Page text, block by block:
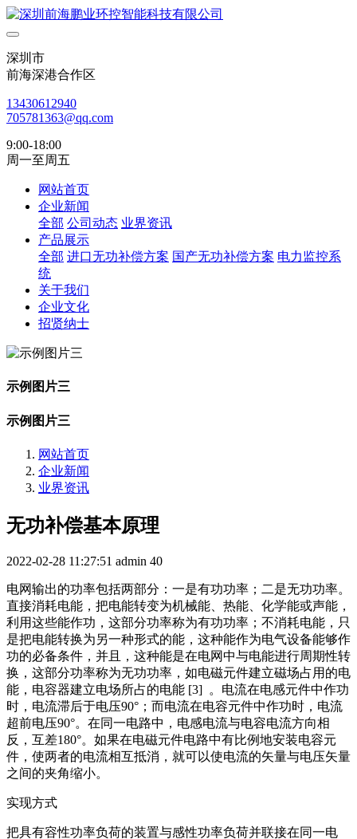
深圳市
前海深港合作区
13430612940
705781363@qq.com
9:00-18:00
周一至周五
网站首页
企业新闻
全部 公司动态 业界资讯
产品展示
全部 进口无功补偿方案 国产无功补偿方案 电力监控系
统
关于我们
企业文化
招贤纳士
示例图片三
示例图片三
网站首页
企业新闻
业界资讯
无功补偿基本原理
2022-02-28 11:27:51 admin 40
电网输出的功率包括两部分：一是有功功率；二是无功功率。
直接消耗电能，把电能转变为机械能、热能、化学能或声能，
利用这些能作功，这部分功率称为有功功率；不消耗电能，只
是把电能转换为另一种形式的能，这种能作为电气设备能够作
功的必备条件，并且，这种能是在电网中与电能进行周期性转
换，这部分功率称为无功功率，如电磁元件建立磁场占用的电
能，电容器建立电场所占的电能 [3] 。电流在电感元件中作功
时，电流滞后于电压90°；而电流在电容元件中作功时，电流
超前电压90°。在同一电路中，电感电流与电容电流方向相
反，互差180°。如果在电磁元件电路中有比例地安装电容元
件，使两者的电流相互抵消，就可以使电流的矢量与电压矢量
之间的夹角缩小。
实现方式
把具有容性功率负荷的装置与感性功率负荷并联接在同一电